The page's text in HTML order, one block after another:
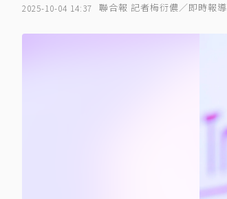
2025-10-04 14:37 聯合報 記者梅衍儂／即時報導